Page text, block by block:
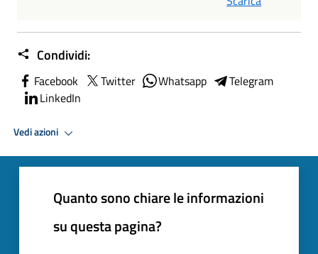
Condividi:
Facebook Twitter Whatsapp
Telegram
LinkedIn
Vedi azioni
Quanto sono chiare le informazioni
su questa pagina?